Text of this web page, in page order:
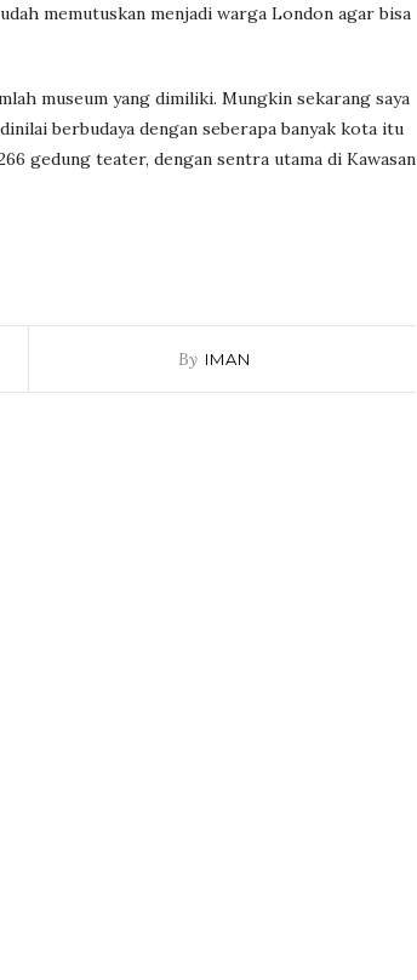
memutuskan menjadi warga London agar bisa
museum yang dimiliki. Mungkin sekarang saya
berbudaya dengan seberapa banyak kota itu
gedung teater, dengan sentra utama di Kawasan
By IMAN